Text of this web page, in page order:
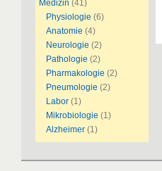
Medizin (41)
Physiologie (6)
Anatomie (4)
Neurologie (2)
Pathologie (2)
Pharmakologie (2)
Pneumologie (2)
Labor (1)
Mikrobiologie (1)
Alzheimer (1)